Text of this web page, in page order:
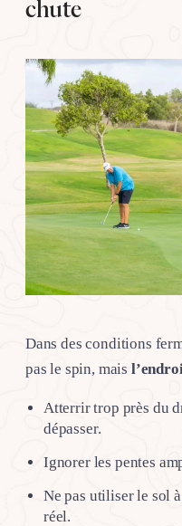
chute
Dans des conditions
pas le spin, mais
Atterrir trop près du
dépasser.
Ignorer les pentes
Ne pas utiliser le sol
réel.